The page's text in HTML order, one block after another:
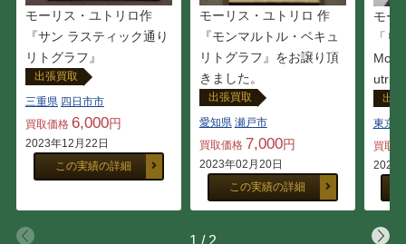
モーリス・ユトリロ作
『サン ラスティック通り
リトグラフ』
出張買取
三重県 四日市市
買取価格 6,000円
2023年12月22日
この実績の詳細
モーリス・ユトリロ 作
『モンマルトル・ベキュ
リトグラフ』をお譲り頂
きました。
出張買取
愛知県 瀬戸市
買取価格 7,000円
2023年02月20日
この実績の詳細
モー
「リ
出
東京都
買取
2022
1 / 2